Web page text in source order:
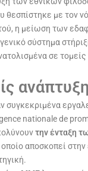
θεσπίστηκε με τον
η μείωση των
σύστημα
σε
συγκεκριμένα
nationale de
την ένταξη
αποσκοπεί